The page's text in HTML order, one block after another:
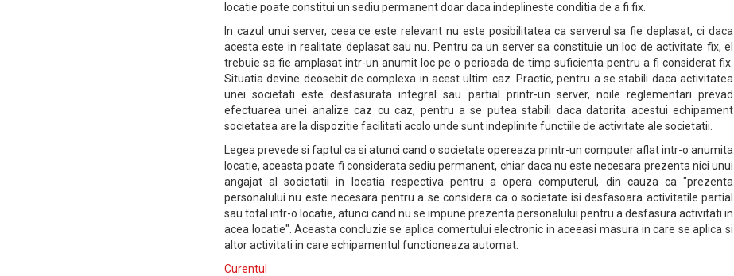
locatie poate constitui un sediu permanent doar daca indeplineste conditia de a fi fix.
In cazul unui server, ceea ce este relevant nu este posibilitatea ca serverul sa fie deplasat, ci daca
acesta este in realitate deplasat sau nu. Pentru ca un server sa constituie un loc de activitate fix, el
trebuie sa fie amplasat intr-un anumit loc pe o perioada de timp suficienta pentru a fi considerat fix.
Situatia devine deosebit de complexa in acest ultim caz. Practic, pentru a se stabili daca activitatea
unei societati este desfasurata integral sau partial printr-un server, noile reglementari prevad
efectuarea unei analize caz cu caz, pentru a se putea stabili daca datorita acestui echipament
societatea are la dispozitie facilitati acolo unde sunt indeplinite functiile de activitate ale societatii.
Legea prevede si faptul ca si atunci cand o societate opereaza printr-un computer aflat intr-o anumita
locatie, aceasta poate fi considerata sediu permanent, chiar daca nu este necesara prezenta nici unui
angajat al societatii in locatia respectiva pentru a opera computerul, din cauza ca "prezenta
personalului nu este necesara pentru a se considera ca o societate isi desfasoara activitatile partial
sau total intr-o locatie, atunci cand nu se impune prezenta personalului pentru a desfasura activitati in
acea locatie". Aceasta concluzie se aplica comertului electronic in aceeasi masura in care se aplica si
altor activitati in care echipamentul functioneaza automat.
Curentul